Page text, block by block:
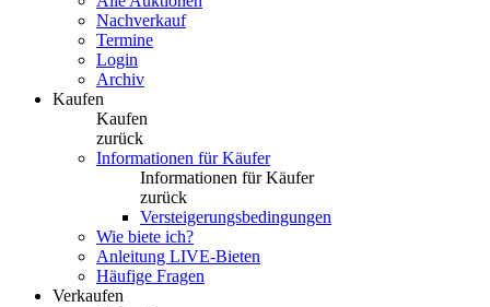
Nachverkauf
Termine
Login
Archiv
Kaufen
Kaufen
zurück
Informationen für Käufer
Informationen für Käufer
zurück
Versteigerungsbedingungen
Wie biete ich?
Anleitung LIVE-Bieten
Häufige Fragen
Verkaufen